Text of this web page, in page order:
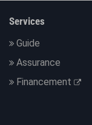
Services
Guide
Assurance
Financement